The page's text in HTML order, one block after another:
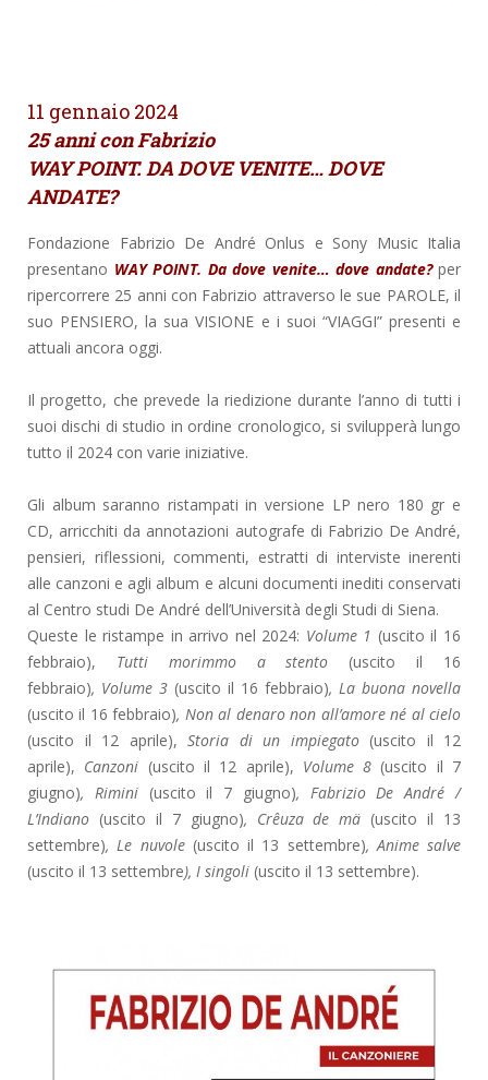
11 gennaio 2024
25 anni con Fabrizio
WAY POINT. DA DOVE VENITE… DOVE
ANDATE?
Fondazione Fabrizio De André Onlus e Sony Music Italia
presentano WAY POINT. Da dove venite… dove andate? per
ripercorrere 25 anni con Fabrizio attraverso le sue PAROLE, il
suo PENSIERO, la sua VISIONE e i suoi “VIAGGI” presenti e
attuali ancora oggi.
Il progetto, che prevede la riedizione durante l’anno di tutti i
suoi dischi di studio in ordine cronologico, si svilupperà lungo
tutto il 2024 con varie iniziative.
Gli album saranno ristampati in versione LP nero 180 gr e
CD, arricchiti da annotazioni autografe di Fabrizio De André,
pensieri, riflessioni, commenti, estratti di interviste inerenti
alle canzoni e agli album e alcuni documenti inediti conservati
al Centro studi De André dell’Università degli Studi di Siena.
Queste le ristampe in arrivo nel 2024: Volume 1 (uscito il 16
febbraio), Tutti morimmo a stento (uscito il 16
febbraio), Volume 3 (uscito il 16 febbraio), La buona novella
(uscito il 16 febbraio), Non al denaro non all’amore né al cielo
(uscito il 12 aprile), Storia di un impiegato (uscito il 12
aprile), Canzoni (uscito il 12 aprile), Volume 8 (uscito il 7
giugno), Rimini (uscito il 7 giugno), Fabrizio De André /
L’Indiano (uscito il 7 giugno), Crêuza de mä (uscito il 13
settembre), Le nuvole (uscito il 13 settembre), Anime salve
(uscito il 13 settembre), I singoli (uscito il 13 settembre).